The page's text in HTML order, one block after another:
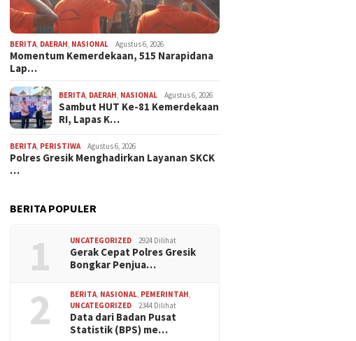
BERITA DAERAH NASIONAL Agustus 6, 2026
Momentum Kemerdekaan, 515 Narapidana
Lap…
BERITA DAERAH NASIONAL Agustus 6, 2026
Sambut HUT Ke-81 Kemerdekaan
RI, Lapas K…
BERITA PERISTIWA Agustus 6, 2026
Polres Gresik Menghadirkan Layanan SKCK
…
BERITA POPULER
1 UNCATEGORIZED 2924 Dilihat
Gerak Cepat Polres Gresik
Bongkar Penjua…
2 BERITA NASIONAL PEMERINTAH
UNCATEGORIZED
2344 Dilihat
Data dari Badan Pusat
Statistik (BPS) me…